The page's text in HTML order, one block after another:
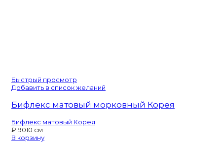
Быстрый просмотр
Добавить в список желаний
Бифлекс матовый морковный Корея
Бифлекс матовый Корея
₽ 9010 см
В корзину